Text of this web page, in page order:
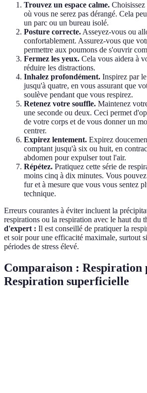
Trouvez un espace calme.
où vous ne serez pas dérangé. Cela
un parc ou un bureau isolé.
Posture correcte. Asseyez-vous ou
confortablement. Assurez-vous que
permettre aux poumons de s'ouvrir
Fermez les yeux. Cela vous aidera à
réduire les distractions.
Inhalez profondément. Inspirez par
jusqu'à quatre, en vous assurant que
soulève pendant que vous respirez.
Retenez votre souffle. Maintenez
une seconde ou deux. Ceci permet
de votre corps et de vous donner un
centrer.
Expirez lentement. Expirez
comptant jusqu'à six ou huit, en
abdomen pour expulser tout l'air.
Répétez. Pratiquez cette série de
moins cinq à dix minutes. Vous
fur et à mesure que vous vous sentez
technique.
Erreurs courantes à éviter incluent la
respirations ou la respiration avec le haut du
d'expert : Il est conseillé de pratiquer la
et soir pour une efficacité maximale, surtout
périodes de stress élevé.
Comparaison : Respiration
Respiration superficielle